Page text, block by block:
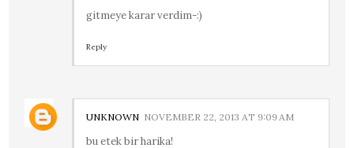
gitmeye karar verdim-:)
Reply
UNKNOWN NOVEMBER 22, 2013 AT 9:09 AM
bu etek bir harika!